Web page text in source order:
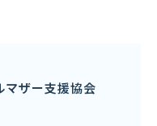
マザー支援協会